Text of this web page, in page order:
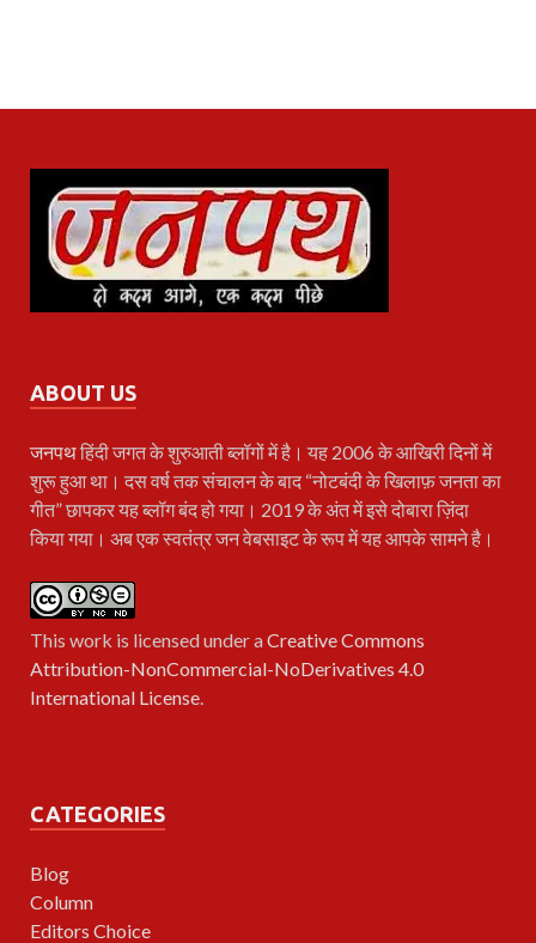
ABOUT US
जनपथहिंदी जगत के शुरुआती ब्लॉगों में है। यह 2006 के आखिरी दिनों में
शुरू हुआ था। दस वर्ष तक संचालन के बाद “नोटबंदी के खिलाफ़ जनता का
गीत” छापकर यह ब्लॉग बंद हो गया। 2019 के अंत में इसे दोबारा ज़िंदा
किया गया। अब एक स्वतंत्र जन वेबसाइट के रूप में यह आपके सामने है।
This work is licensed under aCreative Commons
Attribution-NonCommercial-NoDerivatives 4.0
International License.
CATEGORIES
Blog
Column
Editors Choice